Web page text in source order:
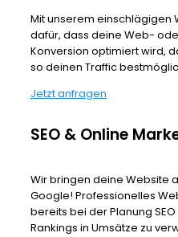
Mit unserem einschlägigen
dafür, dass deine Web-
Konversion optimiert wird,
so deinen Traffic
Jetzt anfragen
SEO & Online
Wir bringen deine Website
Google! Professionelles
bereits bei der Planung
Rankings in Umsätze zu